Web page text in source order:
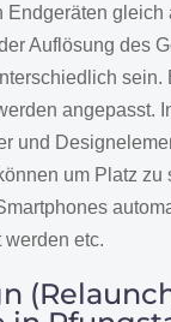
Endgeräten gleich
Auflösung des
sein.
angepasst.
und
um Platz zu
etc.